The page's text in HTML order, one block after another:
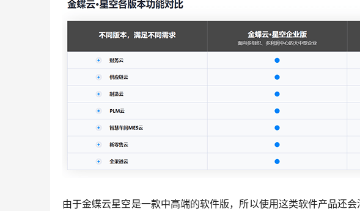
由于金蝶云星空是一款中高端的软件版，所以使用这类软件产品还